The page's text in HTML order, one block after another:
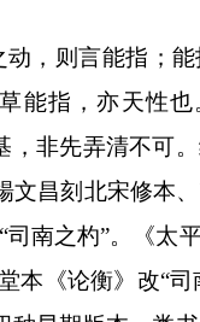
，则言能指；
能指，亦天性
非先弄清不可
昌刻北宋修本
南之杓”。《太
本《论衡》改“